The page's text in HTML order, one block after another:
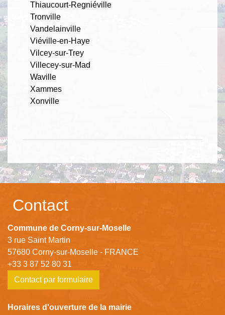
Thiaucourt-Regniéville
Tronville
Vandelainville
Viéville-en-Haye
Vilcey-sur-Trey
Villecey-sur-Mad
Waville
Xammes
Xonville
Contact
Commune de Corny-sur-Moselle
3 rue Saint Martin
57680 Corny-sur-Moselle - FRANCE
+33 3 87 52 80 31
Contact par formulaire
Horaires d'ouverture de la mairie